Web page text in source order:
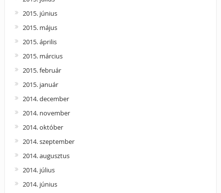
2015. június
2015. május
2015. április
2015. március
2015. február
2015. január
2014. december
2014. november
2014. október
2014. szeptember
2014. augusztus
2014. július
2014. június